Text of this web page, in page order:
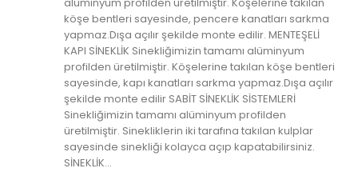
köşe bentleri sayesinde, pencere kanatları sarkma
yapmaz.Dışa açılır şekilde monte edilir. MENTEŞELİ
KAPI SİNEKLİK Sinekliğimizin tamamı alüminyum
profilden üretilmiştir. Köşelerine takılan köşe bentleri
sayesinde, kapı kanatları sarkma yapmaz.Dışa açılır
şekilde monte edilir SABİT SİNEKLİK SİSTEMLERİ
Sinekliğimizin tamamı alüminyum profilden
üretilmiştir. Sinekliklerin iki tarafına takılan kulplar
sayesinde sinekliği kolayca açıp kapatabilirsiniz.
SİNEKLİK...